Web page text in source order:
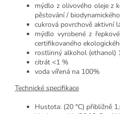
mýdlo z olivového oleje z
pěstování /
cukrová povrchově aktivní
mýdlo vyrobené z
certifikovaného
rostlinný alkohol (ethanol)
citrát <1 %
voda vířená na 100%
Technické specifikace
Hustota: (20 °C) přibližně